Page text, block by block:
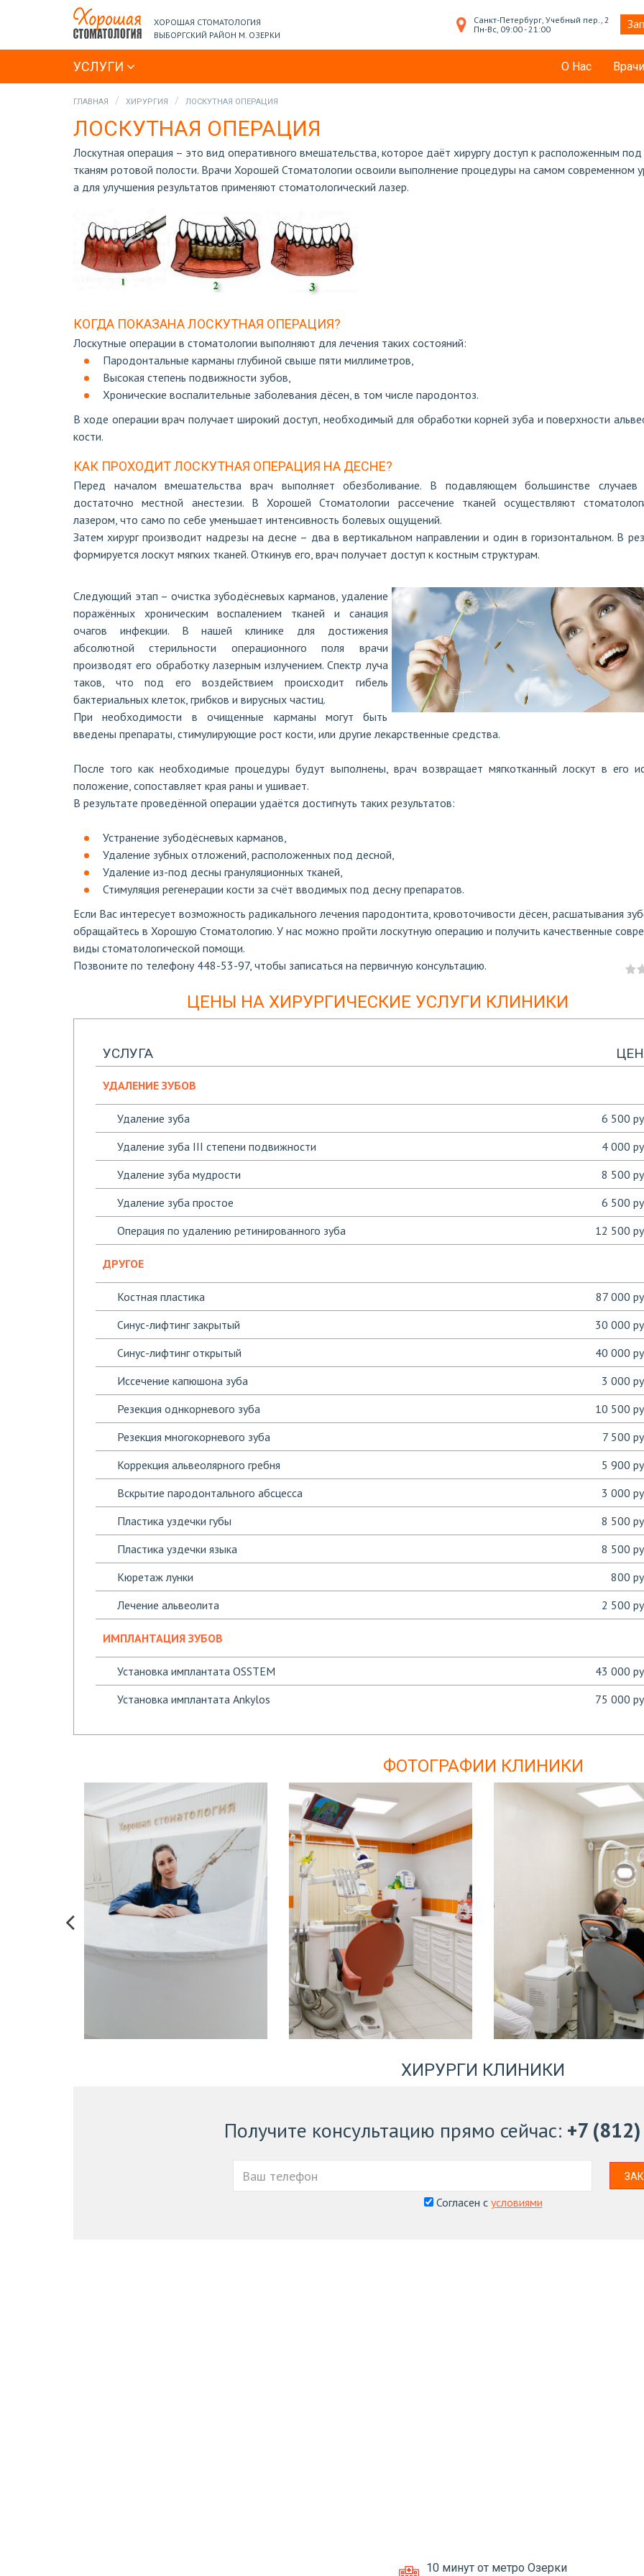
ХОРОШАЯ СТОМАТОЛОГИЯ
ВЫБОРГСКИЙ РАЙОН М. ОЗЕРКИ
Санкт-Петербург, Учебный пер., 2
Пн-Вс, 09:00 - 21:00
УСЛУГИ О Нас Врачи
ГЛАВНАЯ ХИРУРГИЯ ЛОСКУТНАЯ ОПЕРАЦИЯ
ЛОСКУТНАЯ ОПЕРАЦИЯ
Лоскутная операция – это вид оперативного вмешательства, которое даёт хирургу доступ к расположенным
тканям ротовой полости. Врачи Хорошей Стоматологии освоили выполнение процедуры на самом современном
а для улучшения результатов применяют стоматологический лазер.
КОГДА ПОКАЗАНА ЛОСКУТНАЯ ОПЕРАЦИЯ?
Лоскутные операции в стоматологии выполняют для лечения таких состояний:
Пародонтальные карманы глубиной свыше пяти миллиметров,
Высокая степень подвижности зубов,
Хронические воспалительные заболевания дёсен, в том числе пародонтоз.
В ходе операции врач получает широкий доступ, необходимый для обработки корней зуба и поверхности
кости.
КАК ПРОХОДИТ ЛОСКУТНАЯ ОПЕРАЦИЯ НА ДЕСНЕ?
Перед началом вмешательства врач выполняет обезболивание. В подавляющем большинстве случаев
достаточно местной анестезии. В Хорошей Стоматологии рассечение тканей осуществляют
лазером, что само по себе уменьшает интенсивность болевых ощущений.
Затем хирург производит надрезы на десне – два в вертикальном направлении и один в горизонтальном. В
формируется лоскут мягких тканей. Откинув его, врач получает доступ к костным структурам.
Следующий этап – очистка зубодёсневых карманов, удаление
поражённых хроническим воспалением тканей и санация
очагов инфекции. В нашей клинике для достижения
абсолютной стерильности операционного поля врачи
производят его обработку лазерным излучением. Спектр луча
таков, что под его воздействием происходит гибель
бактериальных клеток, грибков и вирусных частиц.
При необходимости в очищенные карманы могут быть
введены препараты, стимулирующие рост кости, или другие лекарственные средства.
После того как необходимые процедуры будут выполнены, врач возвращает мягкотканный лоскут в его
положение, сопоставляет края раны и ушивает.
В результате проведённой операции удаётся достигнуть таких результатов:
Устранение зубодёсневых карманов,
Удаление зубных отложений, расположенных под десной,
Удаление из-под десны грануляционных тканей,
Стимуляция регенерации кости за счёт вводимых под десну препаратов.
Если Вас интересует возможность радикального лечения пародонтита, кровоточивости дёсен, расшатывания
обращайтесь в Хорошую Стоматологию. У нас можно пройти лоскутную операцию и получить качественные
виды стоматологической помощи.
Позвоните по телефону 448-53-97, чтобы записаться на первичную консультацию.
ЦЕНЫ НА ХИРУРГИЧЕСКИЕ УСЛУГИ КЛИНИКИ
УСЛУГА
УДАЛЕНИЕ ЗУБОВ
Удаление зуба
6 500
Удаление зуба III степени подвижности
4 000
Удаление зуба мудрости
8 500
Удаление зуба простое
6 500
Операция по удалению ретинированного зуба
12 500
ДРУГОЕ
Костная пластика
87 000
Синус-лифтинг закрытый
30 000
Синус-лифтинг открытый
40 000
Иссечение капюшона зуба
3 000
Резекция однкорневого зуба
10 500
Резекция многокорневого зуба
7 500
Коррекция альвеолярного гребня
5 900
Вскрытие пародонтального абсцесса
3 000
Пластика уздечки губы
8 500
Пластика уздечки языка
8 500
Кюретаж лунки
800
Лечение альвеолита
2 500
ИМПЛАНТАЦИЯ ЗУБОВ
Установка имплантата OSSTEM
43 000
Установка имплантата Ankylos
75 000
ФОТОГРАФИИ КЛИНИКИ
ХИРУРГИ КЛИНИКИ
Получите консультацию прямо сейчас: +7
телефон
Согласен с условиями
10 минут от метро Озерки